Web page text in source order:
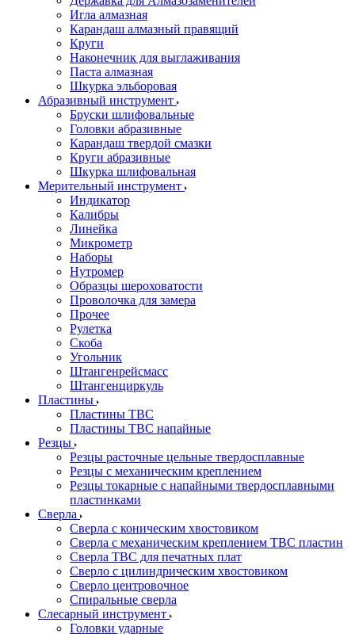
Игла алмазная
Карандаш алмазный правящий
Круги
Наконечник для выглаживания
Паста алмазная
Шкурка эльборовая
Абразивный инструмент
Бруски шлифовальные
Головки абразивные
Карандаш твердой смазки
Круги абразивные
Шкурка шлифовальная
Мерительный инструмент
Индикатор
Калибры
Линейка
Микрометр
Наборы
Нутромер
Образцы шероховатости
Проволочка для замера
Прочее
Рулетка
Скоба
Угольник
Штангенрейсмасс
Штангенциркуль
Пластины
Пластины ТВС
Пластины ТВС напайные
Резцы
Резцы расточные цельные твердосплавные
Резцы с механическим креплением
Резцы токарные с напайными твердосплавными
пластинками
Сверла
Сверла с коническим хвостовиком
Сверла с механическим креплением ТВС пластин
Сверла ТВС для печатных плат
Сверло с цилиндрическим хвостовиком
Сверло центровочное
Спиральные cверла
Слесарный инструмент
Головки ударные